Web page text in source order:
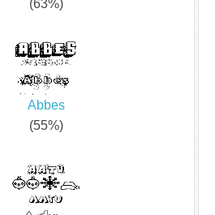
(63%)
Abbes
(55%)